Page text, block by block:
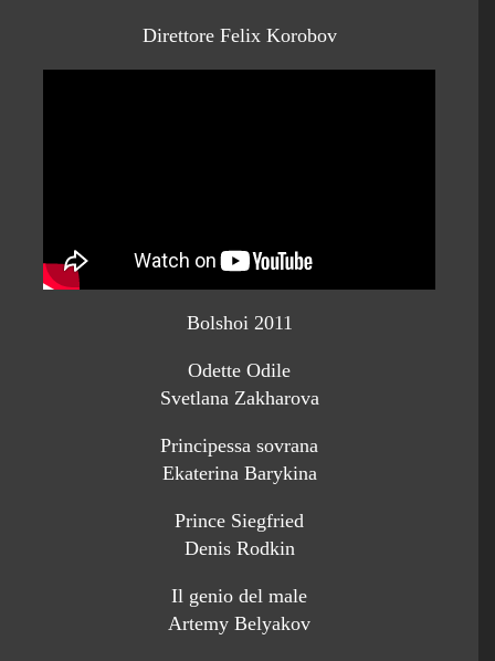
Direttore Felix Korobov
Bolshoi 2011
Odette Odile
Svetlana Zakharova
Principessa sovrana
Ekaterina Barykina
Prince Siegfried
Denis Rodkin
Il genio del male
Artemy Belyakov